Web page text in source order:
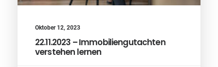
Oktober 12, 2023
22.11.2023 – Immobiliengutachten
verstehen lernen